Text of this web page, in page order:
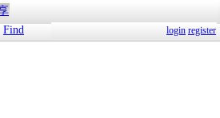
Find login register